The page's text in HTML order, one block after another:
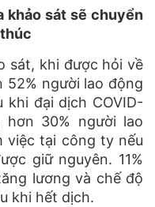
khảo sát sẽ chuyển
sát, khi được hỏi về
người lao động
khi đại dịch COVID-
30% người lao
việc tại công ty nếu
giữ nguyên. 11%
lương và chế độ
khi hết dịch.